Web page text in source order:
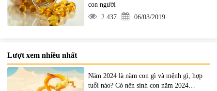
con người
2.437
06/03/2019
Lượt xem nhiều nhất
Năm 2024 là năm con gì và mệnh gì, hợp
tuổi nào? Có nên sinh con năm 2024